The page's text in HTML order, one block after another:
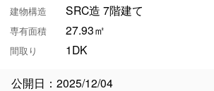
建物構造 SRC造 7階建て
専有面積 27.93㎡
間取り 1DK
公開日：2025/12/04